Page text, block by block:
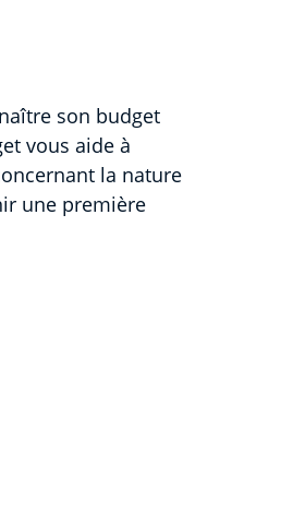
son budget
vous aide à
la nature
une première